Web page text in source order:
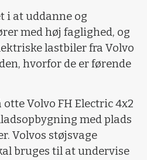
i at uddanne og
med høj faglighed, og
lastbiler fra Volvo
hvorfor de er førende
Volvo FH Electric 4x2
med plads
Volvos støjsvage
bruges til at undervise